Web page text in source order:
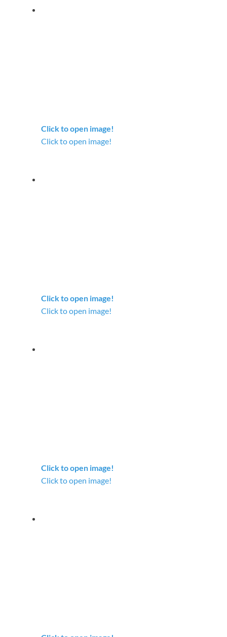
Click to open image!
Click to open image!
Click to open image!
Click to open image!
Click to open image!
Click to open image!